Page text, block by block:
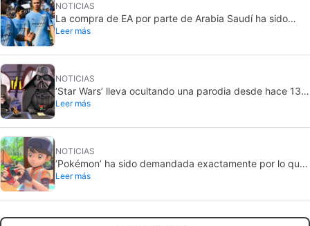
NOTICIAS
La compra de EA por parte de Arabia Saudí ha sido
finalizada, y eso son malas noticias para todos
Leer más
NOTICIAS
‘Star Wars’ lleva ocultando una parodia desde hace 13
años. Ahora por fin la sacará a la luz… pero solo para
Leer más
NOTICIAS
‘Pokémon’ ha sido demandada exactamente por lo que
jamás querría: grabar a gente sin su consentimiento en
Leer más